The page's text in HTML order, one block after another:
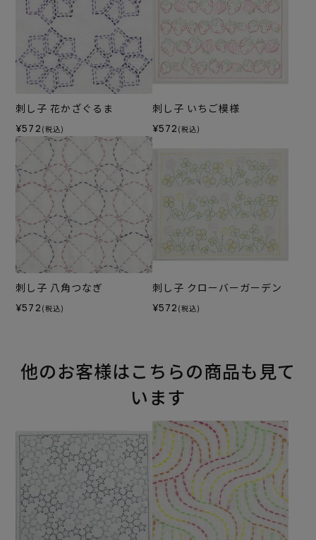
刺し子 花かざぐるま
¥572 (税込)
刺し子 いちご模様
¥572 (税込)
刺し子 八角つなぎ
¥572 (税込)
刺し子 クローバーガーデン
¥572 (税込)
他のお客様はこちらの商品も見て
います